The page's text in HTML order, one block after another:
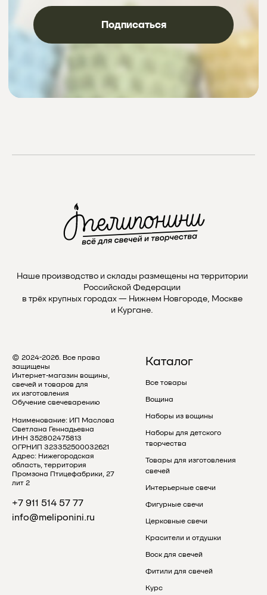
Наше производство и склады размещены на территории
Российской Федерации
в трёх крупных городах — Нижнем Новгороде, Москве
и Кургане.
© 2024-2026. Все права
защищены
Интернет-магазин вощины,
свечей и товаров для
их изготовления
Обучение свечеварению
Наименование: ИП Маслова
Светлана Геннадьевна
ИНН 352802475813
ОГРНИП 323352500032621
Адрес: Нижегородская
область, территория
Промзона Птицефабрики, 27
лит 2
+7 911 514 57 77
info@meliponini.ru
Каталог
Все товары
Вощина
Наборы из вощины
Наборы для детского
творчества
Товары для изготовления
свечей
Интерьерные свечи
Фигурные свечи
Церковные свечи
Красители и отдушки
Воск для свечей
Фитили для свечей
Курс
Max